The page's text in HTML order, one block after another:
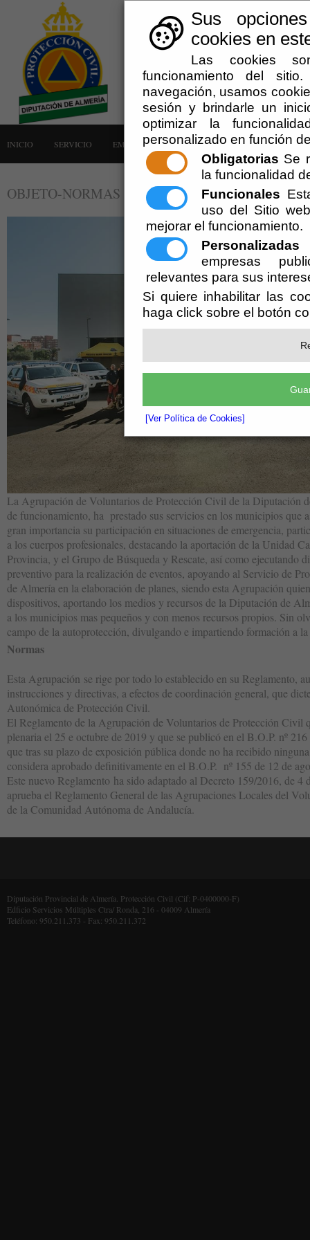
Sus
cookies en
Las cookies
funcionamiento del
navegación, usamos
sesión y brindarle un
optimizar la
personalizado en función
Obligatorias Se
la funcionalidad
Funcionales
uso del Sitio
mejorar el funcionamiento.
Personalizadas
empresas
relevantes para sus
Si quiere inhabilitar las
haga click sobre el botón
[Ver Política de Cookies]
INICIO SERVICIO EMERGENCIAS LA AGRUPACIÓN AVISOS
OBJETO-NORMAS
La Agrupación de Voluntarios de Protección Civil de la Diputación
de funcionamiento, ha prestado sus servicios en los municipios que
gran importancia su participación en situaciones de emergencia,
a los cuerpos profesionales, destacando la aportación de la Unidad
Provincia, y el Grupo de Búsqueda y Rescate, así como ejecutando
preventivo para la realización de eventos, apoyando al Servicio de
de Almería en la elaboración de planes, siendo esta Agrupación
dispositivos, aportando los medios y recursos de la Diputación de
a los municipios mas pequeños y con menos recursos propios. Sin
campo de la autoprotección, divulgando e impartiendo formación a
Normas
Esta Agrupación se rige por todo lo establecido en su Reglamento,
instrucciones y directivas, a efectos de coordinación general, que
Autonómica de Protección Civil.
El Reglamento de la Agrupación de Voluntarios de Protección Civil
plenaria el 25 e octubre de 2019 y que se publicó en el B.O.P. nº
que tras su plazo de exposición pública donde no ha recibido
considera aprobado definitivamente en el B.O.P. nº 155 de 12 de
Este nuevo Reglamento ha sido adaptado al Decreto 159/2016, de 4
aprueba el Reglamento General de las Agrupaciones Locales del
de la Comunidad Autónoma de Andalucía.
Diputación Provincial de Almería. Protección Civil (Cif: P-0400000-F)
Edficio Servicios Múltiples Ctra/ Ronda, 216 - 04009 Almería
Teléfono: 950.211.373 - Fax: 950.211.372